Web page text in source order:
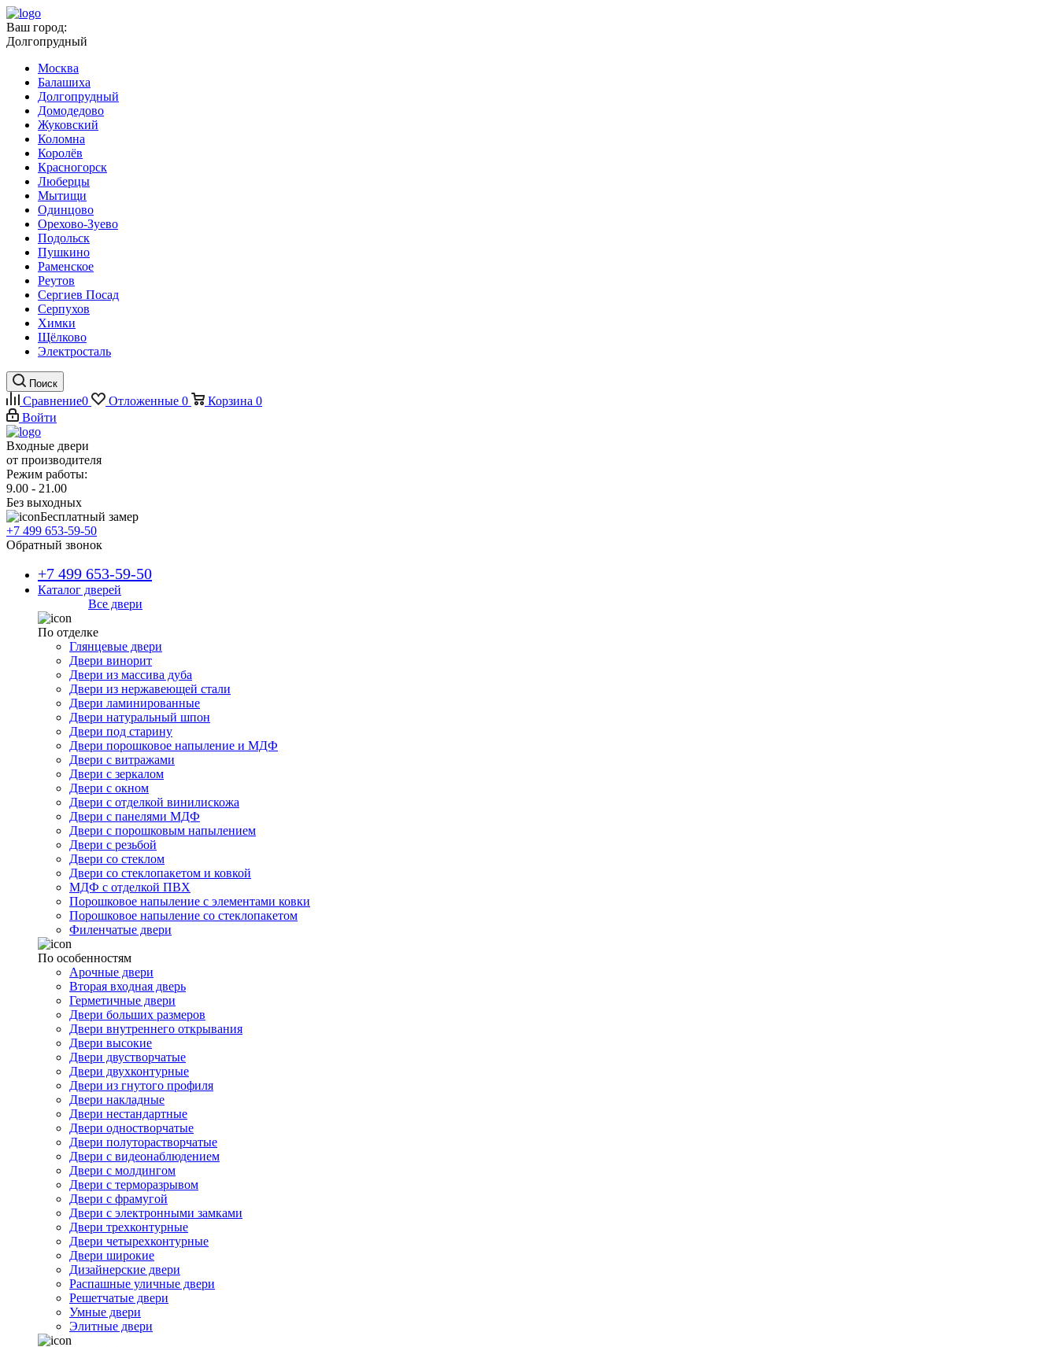
Ваш город:
Долгопрудный
Москва
Балашиха
Долгопрудный
Домодедово
Жуковский
Коломна
Королёв
Красногорск
Люберцы
Мытищи
Одинцово
Орехово-Зуево
Подольск
Пушкино
Раменское
Реутов
Сергиев Посад
Серпухов
Химки
Щёлково
Электросталь
Поиск
Сравнение0 Отложенные 0 Корзина 0
Войти
Входные двери
от производителя
Режим работы:
9.00 - 21.00
Без выходных
Бесплатный замер
+7 499 653-59-50
Обратный звонок
+7 499 653-59-50
Каталог дверей
Все двери
По отделке
Глянцевые двери
Двери винорит
Двери из массива дуба
Двери из нержавеющей стали
Двери ламинированные
Двери натуральный шпон
Двери под старину
Двери порошковое напыление и МДФ
Двери с витражами
Двери с зеркалом
Двери с окном
Двери с отделкой винилискожа
Двери с панелями МДФ
Двери с порошковым напылением
Двери с резьбой
Двери со стеклом
Двери со стеклопакетом и ковкой
МДФ с отделкой ПВХ
Порошковое напыление с элементами ковки
Порошковое напыление со стеклопакетом
Филенчатые двери
По особенностям
Арочные двери
Вторая входная дверь
Герметичные двери
Двери больших размеров
Двери внутреннего открывания
Двери высокие
Двери двустворчатые
Двери двухконтурные
Двери из гнутого профиля
Двери накладные
Двери нестандартные
Двери одностворчатые
Двери полуторастворчатые
Двери с видеонаблюдением
Двери с молдингом
Двери с терморазрывом
Двери с фрамугой
Двери с электронными замками
Двери трехконтурные
Двери четырехконтурные
Двери широкие
Дизайнерские двери
Распашные уличные двери
Решетчатые двери
Умные двери
Элитные двери